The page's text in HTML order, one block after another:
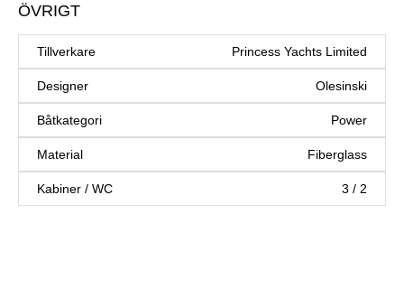
ÖVRIGT
Tillverkare Princess Yachts Limited
Designer Olesinski
Båtkategori Power
Material Fiberglass
Kabiner / WC 3 / 2